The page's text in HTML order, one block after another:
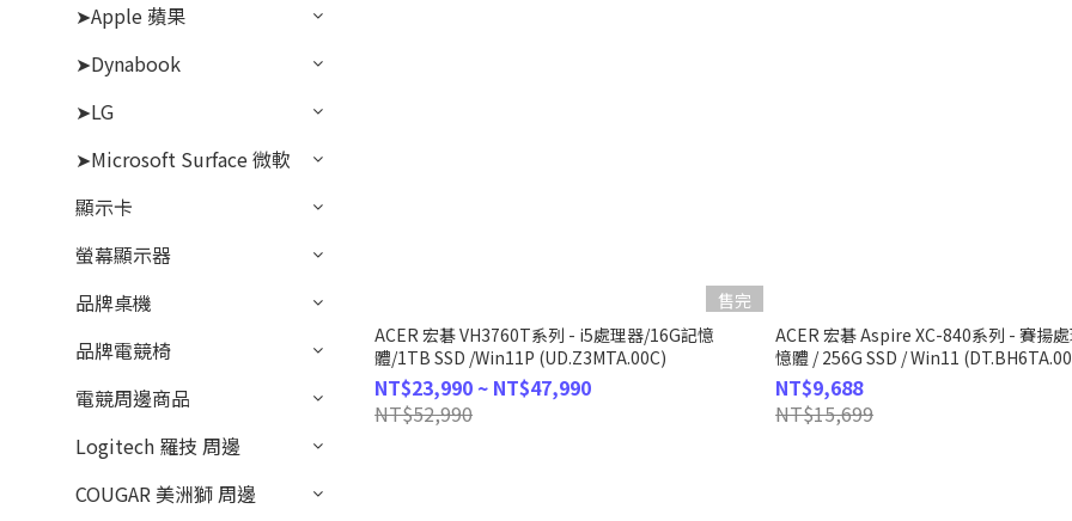
➤Apple 蘋果
➤Dynabook
➤LG
➤Microsoft Surface 微軟
顯示卡
螢幕顯示器
品牌桌機
品牌電競椅
電競周邊商品
Logitech 羅技 周邊
COUGAR 美洲獅 周邊
售完
ACER 宏碁 VH3760T系列 - i5處理器/16G記憶
體/1TB SSD /Win11P (UD.Z3MTA.00C)
NT$23,990 ~ NT$47,990
NT$52,990
ACER 宏碁 Aspire XC-840系列 - 賽揚
憶體 / 256G SSD / Win11
NT$9,688
NT$15,699